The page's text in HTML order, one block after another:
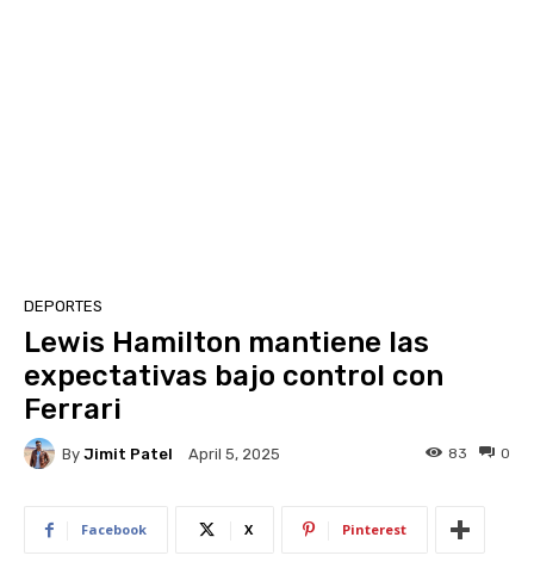
DEPORTES
Lewis Hamilton mantiene las
expectativas bajo control con
Ferrari
By Jimit Patel April 5, 2025 0
83
Facebook X Pinterest